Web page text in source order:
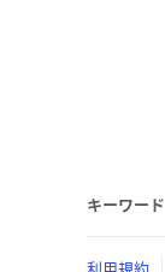
キーワード